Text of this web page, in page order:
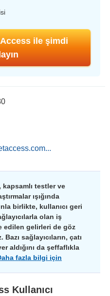
ile şimdi
kapsamlı testler ve
ışığında
birlikte, kullanıcı geri
olan iş
edilen gelirleri de göz
sağlayıcıların, çatı
aldığını da şeffaflıkla
fazla bilgi için
Kullanıcı